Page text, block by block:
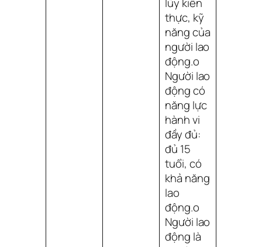
lũy kiến
thực, kỹ
năng của
người lao
động.o
Người lao
động có
năng lực
hành vi
đầy đủ:
đủ 15
tuổi, có
khả năng
lao
động.o
Người lao
động là